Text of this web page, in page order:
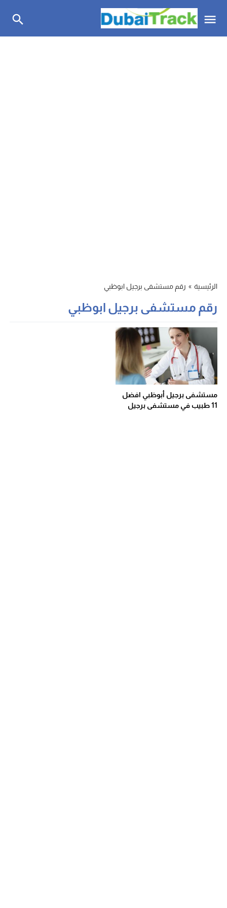
الرئيسية » رقم مستشفى برجيل ابوظبي
رقم مستشفى برجيل ابوظبي
مستشفى برجيل أبوظبي افضل
11 طبيب في مستشفى برجيل